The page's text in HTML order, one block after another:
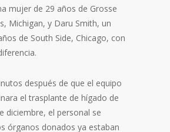
mujer de 29 años de Grosse
Michigan, y Daru Smith, un
de South Side, Chicago, con
después de que el equipo
el trasplante de hígado de
diciembre, el personal se
órganos donados ya estaban